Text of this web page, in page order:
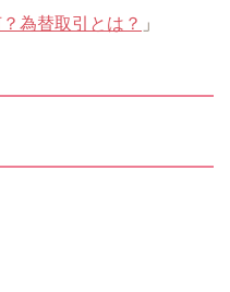
為替取引とは？ 」